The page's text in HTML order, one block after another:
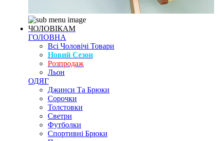
ЧОЛОВІКАМ
ГОЛОВНА
Всі Чоловічі Товари
Новий Сезон
Розпродаж
Льон
ОДЯГ
Джинси Та Брюки
Сорочки
Толстовки
Светри
Футболки
Спортивні Брюки